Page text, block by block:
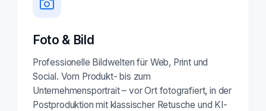
Foto & Bild
Professionelle Bildwelten für Web, Print und
Social. Vom Produkt- bis zum
Unternehmensportrait – vor Ort fotografiert, in der
Postproduktion mit klassischer Retusche und KI-